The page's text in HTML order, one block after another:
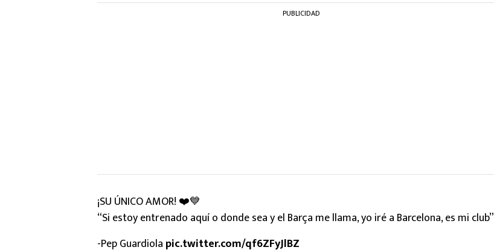
PUBLICIDAD
¡SU ÚNICO AMOR! ❤️💙
“Si estoy entrenado aquí o donde sea y el Barça me llama, yo iré a Barcelona, es mi club”
-Pep Guardiola pic.twitter.com/qf6ZFyJlBZ